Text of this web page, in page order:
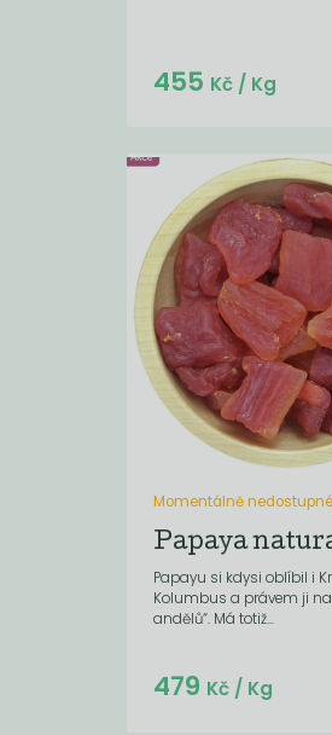
Do košíku:
455 Kč/ Kg
Momentálně nedostupné
Papaya
Papayu si kdysi oblíbil i
Kolumbus a právem ji
andělů“. Má totiž...
479 Kč/ Kg